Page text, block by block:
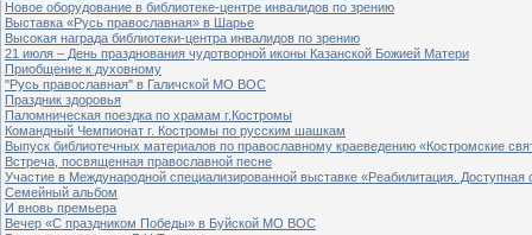
Новое оборудование в библиотеке-центре инвалидов по зрению
Выставка «Русь православная» в Шарье
Высокая награда библиотеки-центра инвалидов по зрению
21 июля – День празднования чудотворной иконы Казанской Божией Матери
Приобщение к духовному
"Русь православная" в Галичской МО ВОС
Праздник здоровья
Паломническая поездка по храмам г.Костромы
Командный Чемпионат г. Костромы по русским шашкам
Выпуск библиотечных материалов по православному краеведению «Костромские
Встреча, посвященная православной песне
Участие в Международной специализированной выставке «Реабилитация. Доступная
Семейный альбом
И вновь премьера
Вечер «С праздником Победы» в Буйской МО ВОС